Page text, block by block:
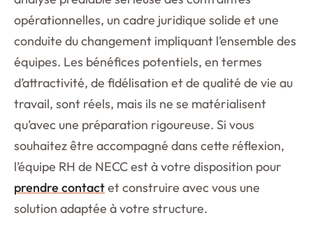
opérationnelles, un cadre juridique solide et une
conduite du changement impliquant l’ensemble des
équipes. Les bénéfices potentiels, en termes
d’attractivité, de fidélisation et de qualité de vie au
travail, sont réels, mais ils ne se matérialisent
qu’avec une préparation rigoureuse. Si vous
souhaitez être accompagné dans cette réflexion,
l’équipe RH de NECC est à votre disposition pour
prendre contactet construire avec vous une
solution adaptée à votre structure.